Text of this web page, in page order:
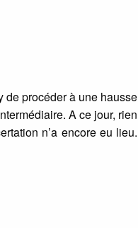
de procéder à une hausse
A ce jour, rien
n’a encore eu lieu.